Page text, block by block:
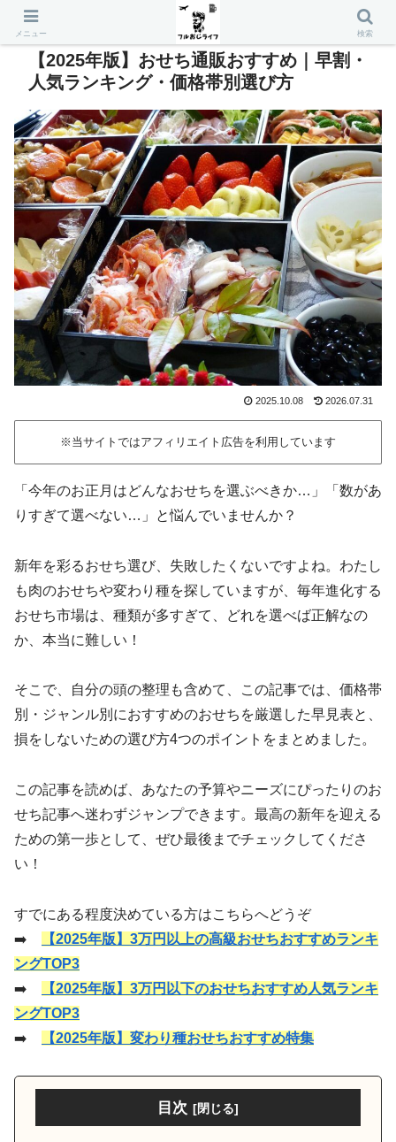
【2025年版】おせち通販おすすめ｜早割・
人気ランキング・価格帯別選び方
2025.10.08 2026.07.31
※当サイトではアフィリエイト広告を利用しています
「今年のお正月はどんなおせちを選ぶべきか…」「数があ
りすぎて選べない…」と悩んでいませんか？
新年を彩るおせち選び、失敗したくないですよね。わたし
も肉のおせちや変わり種を探していますが、毎年進化する
おせち市場は、種類が多すぎて、どれを選べば正解なの
か、本当に難しい！
そこで、自分の頭の整理も含めて、この記事では、価格帯
別・ジャンル別におすすめのおせちを厳選した早見表と、
損をしないための選び方4つのポイントをまとめました。
この記事を読めば、あなたの予算やニーズにぴったりのお
せち記事へ迷わずジャンプできます。最高の新年を迎える
ための第一歩として、ぜひ最後までチェックしてくださ
い！
すでにある程度決めている方はこちらへどうぞ
➡️
【2025年版】3万円以上の高級おせちおすすめランキ
ングTOP3
➡️
【2025年版】3万円以下のおせちおすすめ人気ランキ
ングTOP3
➡️
【2025年版】変わり種おせちおすすめ特集
目次
メニュー 検索